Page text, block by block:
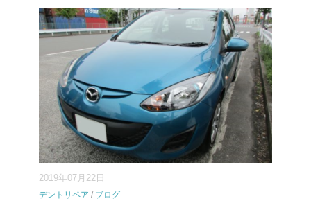
2019年07月22日
デントリペア / ブログ